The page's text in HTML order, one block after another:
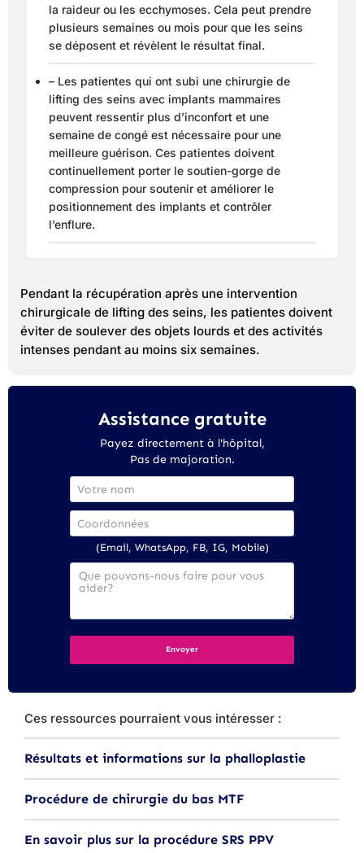
la raideur ou les ecchymoses. Cela peut prendre
plusieurs semaines ou mois pour que les seins
se déposent et révèlent le résultat final.
– Les patientes qui ont subi une chirurgie de
lifting des seins avec implants mammaires
peuvent ressentir plus d’inconfort et une
semaine de congé est nécessaire pour une
meilleure guérison. Ces patientes doivent
continuellement porter le soutien-gorge de
compression pour soutenir et améliorer le
positionnement des implants et contrôler
l’enflure.
Pendant la récupération après une intervention
chirurgicale de lifting des seins, les patientes doivent
éviter de soulever des objets lourds et des activités
intenses pendant au moins six semaines.
Assistance gratuite
Payez directement à l'hôpital,
Pas de majoration.
(Email, WhatsApp, FB, IG, Mobile)
Ces ressources pourraient vous intéresser :
Résultats et informations sur la phalloplastie
Procédure de chirurgie du bas MTF
En savoir plus sur la procédure SRS PPV